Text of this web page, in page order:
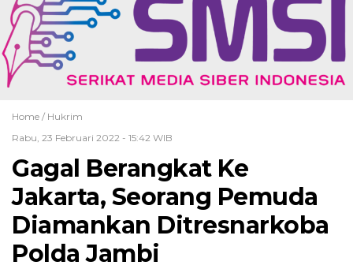
Home / Hukrim
Rabu, 23 Februari 2022 - 15:42 WIB
Gagal Berangkat Ke
Jakarta, Seorang Pemuda
Diamankan Ditresnarkoba
Polda Jambi